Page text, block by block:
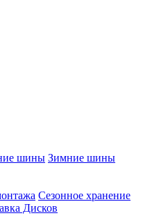
шины Зимние шины
Сезонное хранение
Дисков